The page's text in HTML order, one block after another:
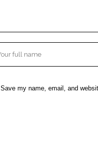
Save my name, email, and